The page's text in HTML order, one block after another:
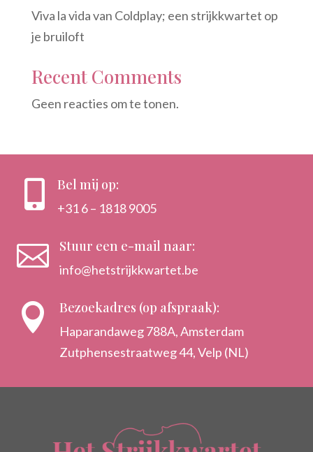
Viva la vida van Coldplay; een strijkkwartet op
je bruiloft
Recent Comments
Geen reacties om te tonen.
 Bel mij op:
+31 6 – 1818 9005
 Stuur een e-mail naar:
info@hetstrijkkwartet.be
 Bezoekadres (op afspraak):
Haparandaweg 788A, Amsterdam
Zutphensestraatweg 44, Velp (NL)